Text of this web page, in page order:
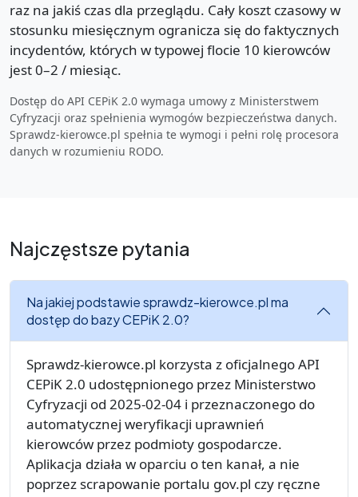
raz na jakiś czas dla przeglądu. Cały koszt czasowy w
stosunku miesięcznym ogranicza się do faktycznych
incydentów, których w typowej flocie 10 kierowców
jest 0–2 / miesiąc.
Dostęp do API CEPiK 2.0 wymaga umowy z Ministerstwem
Cyfryzacji oraz spełnienia wymogów bezpieczeństwa danych.
Sprawdz-kierowce.pl spełnia te wymogi i pełni rolę procesora
danych w rozumieniu RODO.
Najczęstsze pytania
Na jakiej podstawie sprawdz-kierowce.pl ma
dostęp do bazy CEPiK 2.0?
Sprawdz-kierowce.pl korzysta z oficjalnego API
CEPiK 2.0 udostępnionego przez Ministerstwo
Cyfryzacji od 2025-02-04 i przeznaczonego do
automatycznej weryfikacji uprawnień
kierowców przez podmioty gospodarcze.
Aplikacja działa w oparciu o ten kanał, a nie
poprzez scrapowanie portalu gov.pl czy ręczne